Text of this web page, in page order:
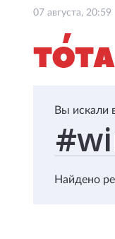
07 августа, 20:59
Вы искали
Найдено